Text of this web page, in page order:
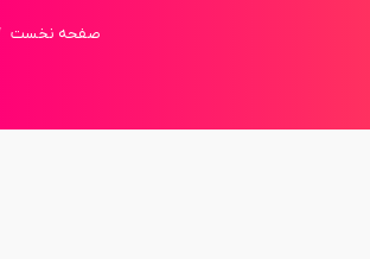
مکان شما:
صفحه نخست